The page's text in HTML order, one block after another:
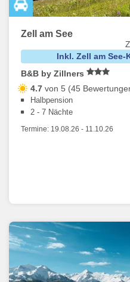
Zell am See
Inkl. Zell am See-
B&B by Zillners
4.7 von 5 (45
Halbpension
2 - 7 Nächte
Termine: 19.08.26 - 11.10.26